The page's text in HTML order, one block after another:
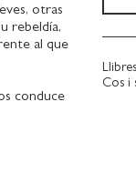
otras
rebeldía,
al que
conduce
Grecia,
Llibres
Cos i